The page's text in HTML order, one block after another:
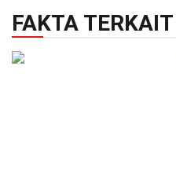
FAKTA TERKAIT